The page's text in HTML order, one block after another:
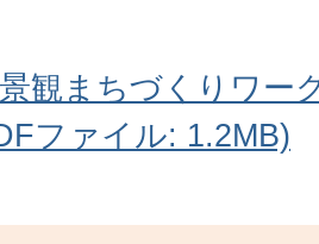
観まちづくりワー
ファイル: 1.2MB)